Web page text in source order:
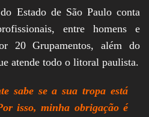
Estado de São Paulo conta
entre homens e
20 Grupamentos, além do
atende todo o litoral paulista.
sabe se a sua tropa está
isso, minha obrigação é